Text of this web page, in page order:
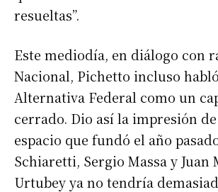
resueltas”.
Este mediodía, en diálogo con
Nacional, Pichetto incluso
Alternativa Federal como un
cerrado. Dio así la impresión
espacio que fundó el año
Schiaretti, Sergio Massa y Juan
Urtubey ya no tendría